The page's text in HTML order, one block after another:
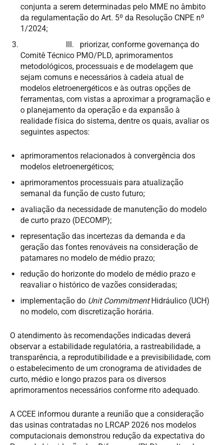
conjunta a serem determinadas pelo MME no âmbito
da regulamentação do Art. 5º da Resolução CNPE nº
1/2024;
III. priorizar, conforme governança do
Comitê Técnico PMO/PLD, aprimoramentos
metodológicos, processuais e de modelagem que
sejam comuns e necessários à cadeia atual de
modelos eletroenergéticos e às outras opções de
ferramentas, com vistas a aproximar a programação e
o planejamento da operação e da expansão à
realidade física do sistema, dentre os quais, avaliar os
seguintes aspectos:
aprimoramentos relacionados à convergência dos
modelos eletroenergéticos;
aprimoramentos processuais para atualização
semanal da função de custo futuro;
avaliação da necessidade de manutenção do modelo
de curto prazo (DECOMP);
representação das incertezas da demanda e da
geração das fontes renováveis na consideração de
patamares no modelo de médio prazo;
redução do horizonte do modelo de médio prazo e
reavaliar o histórico de vazões consideradas;
implementação do Unit CommitmentHidráulico (UCH)
no modelo, com discretização horária.
O atendimento às recomendações indicadas deverá
observar a estabilidade regulatória, a rastreabilidade, a
transparência, a reprodutibilidade e a previsibilidade, com
o estabelecimento de um cronograma de atividades de
curto, médio e longo prazos para os diversos
aprimoramentos necessários conforme rito adequado.
A CCEE informou durante a reunião que a consideração
das usinas contratadas no LRCAP 2026 nos modelos
computacionais demonstrou redução da expectativa do